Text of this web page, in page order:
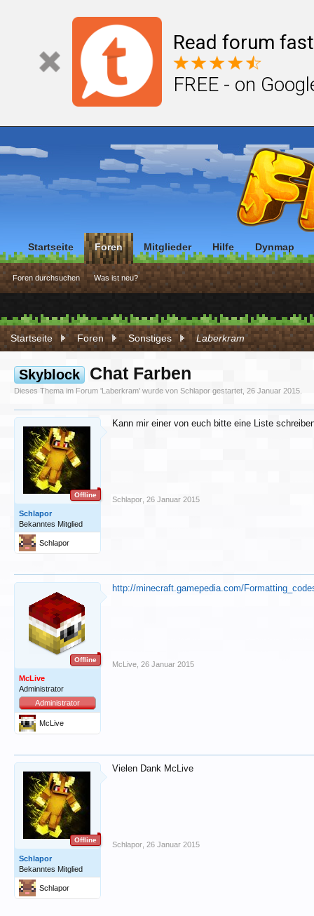
Read forum
FREE - on
Startseite Foren Sonstiges Laberkram
Skyblock Chat Farben
Dieses Thema im Forum 'Laberkram' wurde von Schlapor gestartet, 26 Januar 2015
Offline
Schlapor
Bekanntes Mitglied
Schlapor
Kann mir einer von euch bitte eine Liste
Schlapor 26 Januar 2015
Offline
McLive
Administrator
Administrator
McLive
http://minecraft.gamepedia.com/
McLive 26 Januar 2015
Offline
Schlapor
Bekanntes Mitglied
Schlapor
Vielen Dank McLive
Schlapor 26 Januar 2015
Startseite Foren
Foren durchsuchen Was ist neu?
Mitglieder Hilfe Dynmap